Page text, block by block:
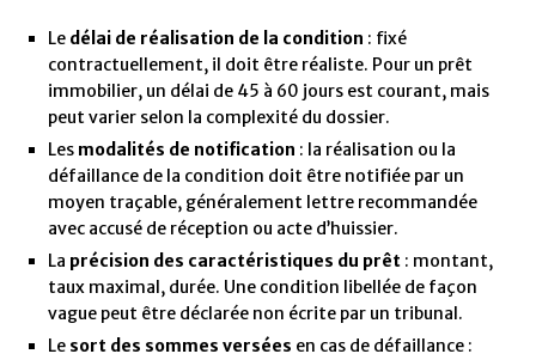
Le délai de réalisation de la condition : fixé
contractuellement, il doit être réaliste. Pour un prêt
immobilier, un délai de 45 à 60 jours est courant, mais
peut varier selon la complexité du dossier.
Les modalités de notification : la réalisation ou la
défaillance de la condition doit être notifiée par un
moyen traçable, généralement lettre recommandée
avec accusé de réception ou acte d’huissier.
La précision des caractéristiques du prêt : montant,
taux maximal, durée. Une condition libellée de façon
vague peut être déclarée non écrite par un tribunal.
Le sort des sommes versées en cas de défaillance :